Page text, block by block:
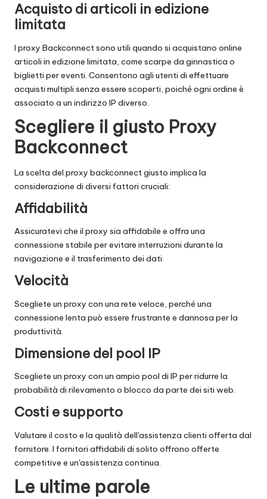
Acquisto di articoli in edizione
limitata
I proxy Backconnect sono utili quando si acquistano online
articoli in edizione limitata, come scarpe da ginnastica o
biglietti per eventi. Consentono agli utenti di effettuare
acquisti multipli senza essere scoperti, poiché ogni ordine è
associato a un indirizzo IP diverso.
Scegliere il giusto Proxy
Backconnect
La scelta del proxy backconnect giusto implica la
considerazione di diversi fattori cruciali:
Affidabilità
Assicuratevi che il proxy sia affidabile e offra una
connessione stabile per evitare interruzioni durante la
navigazione e il trasferimento dei dati.
Velocità
Scegliete un proxy con una rete veloce, perché una
connessione lenta può essere frustrante e dannosa per la
produttività.
Dimensione del pool IP
Scegliete un proxy con un ampio pool di IP per ridurre la
probabilità di rilevamento o blocco da parte dei siti web.
Costi e supporto
Valutare il costo e la qualità dell'assistenza clienti offerta dal
fornitore. I fornitori affidabili di solito offrono offerte
competitive e un'assistenza continua.
Le ultime parole